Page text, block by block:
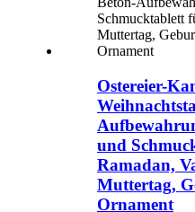
Ostereier-
und
Ramadan,
Muttertag,
Ornament